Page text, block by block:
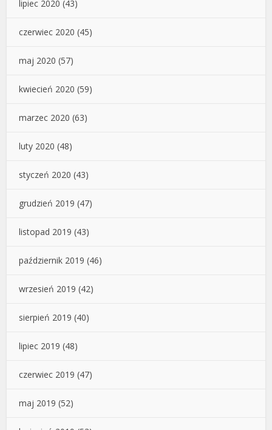
lipiec 2020 (43)
czerwiec 2020 (45)
maj 2020 (57)
kwiecień 2020 (59)
marzec 2020 (63)
luty 2020 (48)
styczeń 2020 (43)
grudzień 2019 (47)
listopad 2019 (43)
październik 2019 (46)
wrzesień 2019 (42)
sierpień 2019 (40)
lipiec 2019 (48)
czerwiec 2019 (47)
maj 2019 (52)